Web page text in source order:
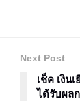
Next Post
เช็ค เงิน
ได้รับผล